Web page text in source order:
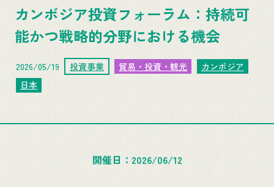
カンボジア投資フォーラム：持続可
能かつ戦略的分野における機会
2026/05/19 投資事業 貿易・投資・観光
カンボジア
日本
開催日 2026/06/12